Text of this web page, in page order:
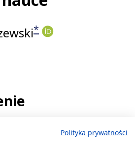
Polityka prywatności